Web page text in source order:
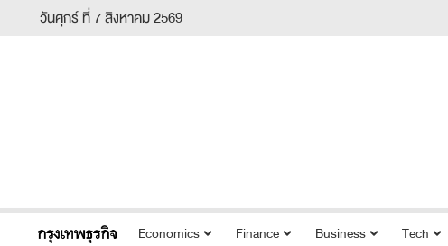
วันศุกร์ ที่ 7 สิงหาคม 2569
Economics Finance Business Tech